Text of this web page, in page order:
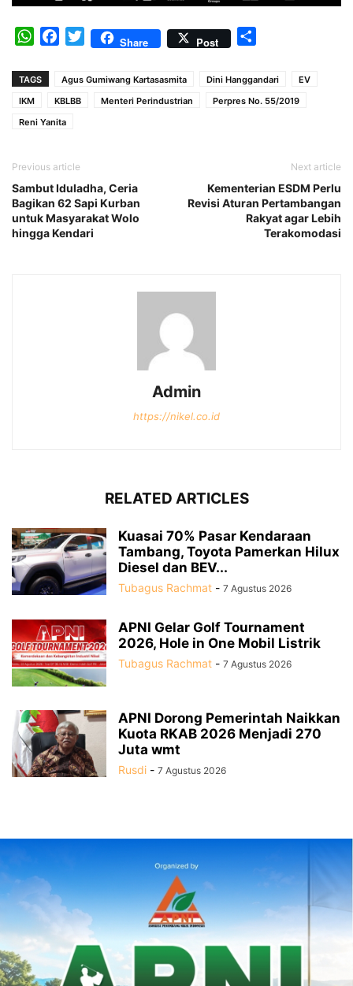
WhatsAppFacebook
TwitterShare Post
TAGS Agus Gumiwang Kartasasmita Dini Hanggandari
EV
IKM
KBLBB Menteri Perindustrian
Perpres No. 55/2019
Reni Yanita
Previous article
Sambut Iduladha, Ceria
Bagikan 62 Sapi Kurban
untuk Masyarakat Wolo
hingga Kendari
Next article
Kementerian ESDM Perlu
Revisi Aturan Pertambangan
Rakyat agar Lebih
Terakomodasi
Admin
https://nikel.co.id
RELATED ARTICLES
Kuasai 70% Pasar Kendaraan
Tambang, Toyota Pamerkan Hilux
Diesel dan BEV...
Tubagus Rachmat - 7 Agustus 2026
APNI Gelar Golf Tournament
2026, Hole in One Mobil Listrik
Tubagus Rachmat - 7 Agustus 2026
APNI Dorong Pemerintah Naikkan
Kuota RKAB 2026 Menjadi 270
Juta wmt
Rusdi - 7 Agustus 2026